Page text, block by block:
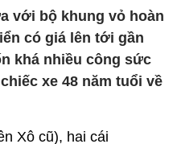
với bộ khung vỏ hoàn
có giá lên tới gần
khá nhiều công sức
xe 48 năm tuổi về
Xô cũ), hai cái